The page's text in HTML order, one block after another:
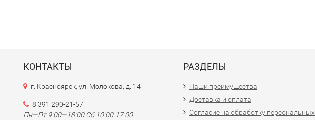
КОНТАКТЫ
г. Красноярск, ул. Молокова, д. 14
8 391 290-21-57
Пн—Пт 9:00—18:00 Сб 10:00-17:00
РАЗДЕЛЫ
Наши преимущества
Доставка и оплата
Согласие на обработку персональных